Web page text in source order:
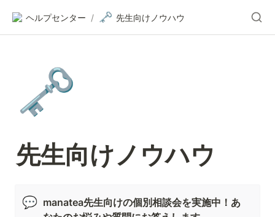
ヘルプセンター / 🗝️ 先生向けノウハウ
🗝️
先生向けノウハウ
💬 manatea先生向けの個別相談会を実施中！あ